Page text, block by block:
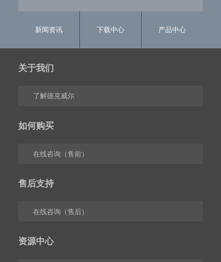
新闻资讯 下载中心 产品中心
关于我们
了解德克威尔
如何购买
在线咨询（售前）
售后支持
在线咨询（售后）
资源中心